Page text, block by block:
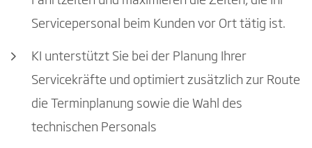
Servicepersonal beim Kunden vor Ort tätig ist.
KI unterstützt Sie bei der Planung Ihrer
Servicekräfte und optimiert zusätzlich zur Route
die Terminplanung sowie die Wahl des
technischen Personals